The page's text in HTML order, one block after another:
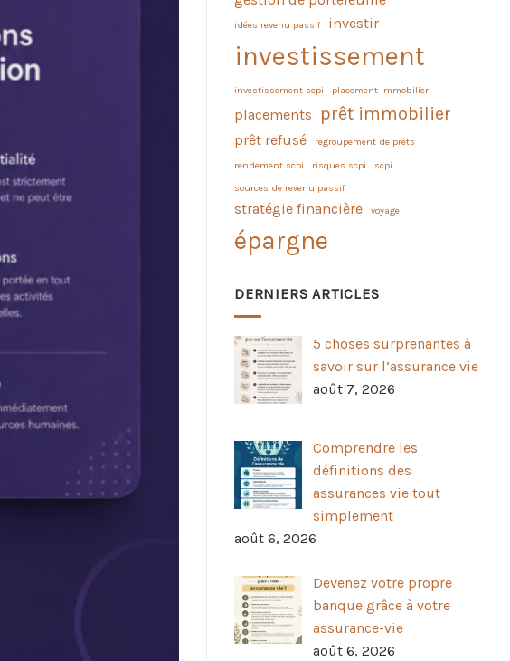
idées revenu passif investir
investissement
investissement scpi placement immobilier
placements prêt immobilier
prêt refusé
regroupement de prêts
rendement scpi
risques scpi
scpi
sources de revenu passif
stratégie financière voyage
épargne
DERNIERS ARTICLES
5 choses surprenantes à
savoir sur l’assurance vie
août 7, 2026
Comprendre les
définitions des
assurances vie tout
simplement
août 6, 2026
Devenez votre propre
banque grâce à votre
assurance-vie
août 6, 2026